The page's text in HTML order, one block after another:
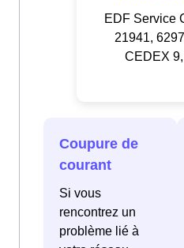
EDF Service
21941,
CEDEX
Coupure de
courant
Si vous
rencontrez un
problème lié à